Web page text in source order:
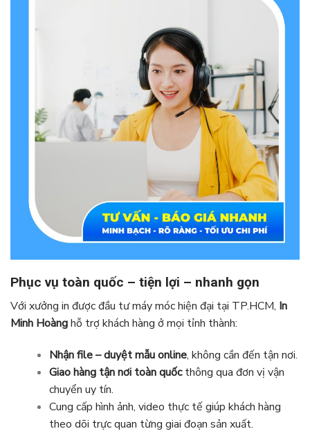
Phục vụ toàn quốc – tiện lợi – nhanh gọn
Với xưởng in được đầu tư máy móc hiện đại tại TP.HCM, In
Minh Hoànghỗ trợ khách hàng ở mọi tỉnh thành:
Nhận file – duyệt mẫu online, không cần đến tận nơi.
Giao hàng tận nơi toàn quốcthông qua đơn vị vận
chuyển uy tín.
Cung cấp hình ảnh, video thực tế giúp khách hàng
theo dõi trực quan từng giai đoạn sản xuất.